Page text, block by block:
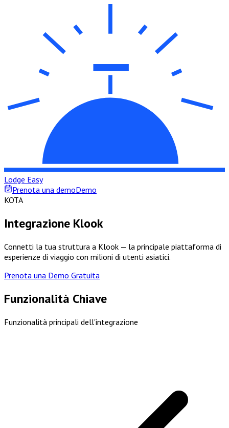
Lodge Easy
Prenota una demoDemo
KOTA
Integrazione Klook
Connetti la tua struttura a Klook — la principale piattaforma di
esperienze di viaggio con milioni di utenti asiatici.
Prenota una Demo Gratuita
Funzionalità Chiave
Funzionalità principali dell'integrazione